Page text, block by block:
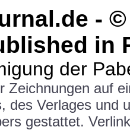
-
in
der
Zeichnungen auf
des Verlages und
gestattet.